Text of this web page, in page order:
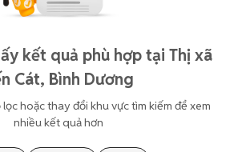
kết quả phù hợp tại Thị xã
Cát, Bình Dương
hoặc thay đổi khu vực tìm kiếm để xem
nhiều kết quả hơn